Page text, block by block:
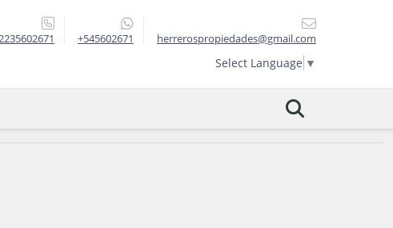
+545602671 herrerospropiedades@gmail.com
Select Language ▼